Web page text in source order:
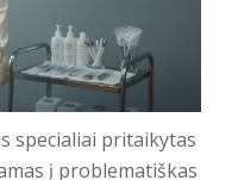
specialiai pritaikytas
į problematiškas